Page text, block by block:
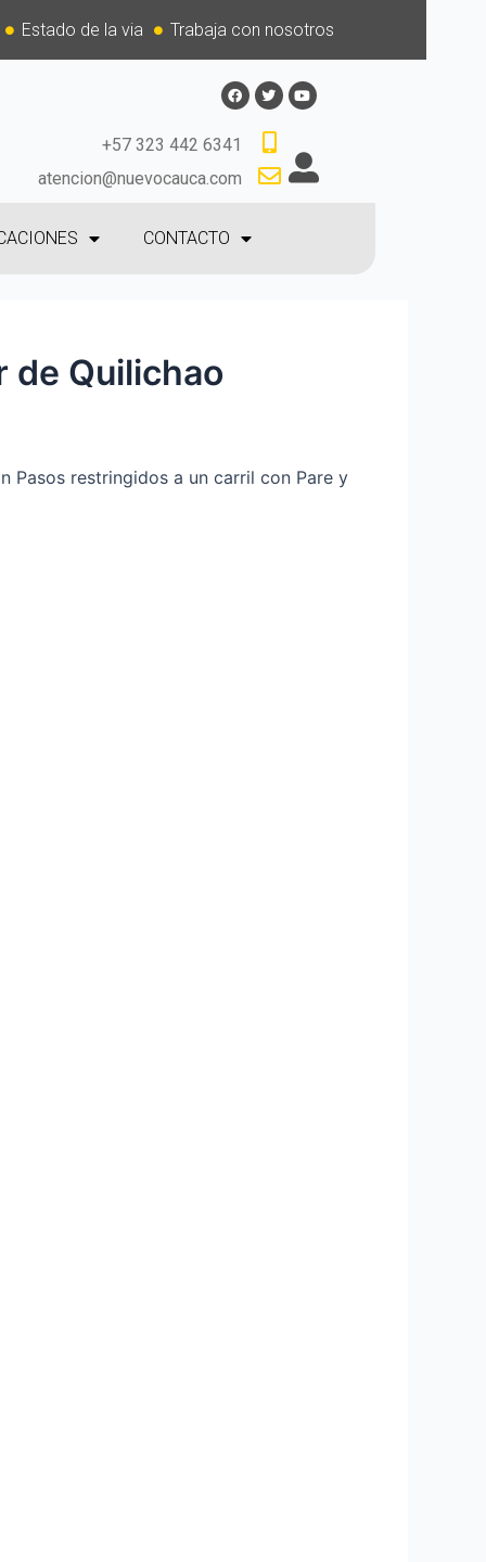
Estado de la via Trabaja con nosotros
+57 323 442 6341
atencion@nuevocauca.com
CONTACTO
de Quilichao
Pasos restringidos a un carril con Pare y